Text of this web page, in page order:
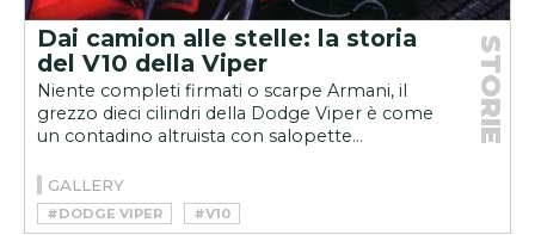
Dai camion alle stelle: la storia
del V10 della Viper
Niente completi firmati o scarpe Armani, il
grezzo dieci cilindri della Dodge Viper è come
un contadino altruista con salopette...
STORIE
GALLERY
#DODGE VIPER #V10